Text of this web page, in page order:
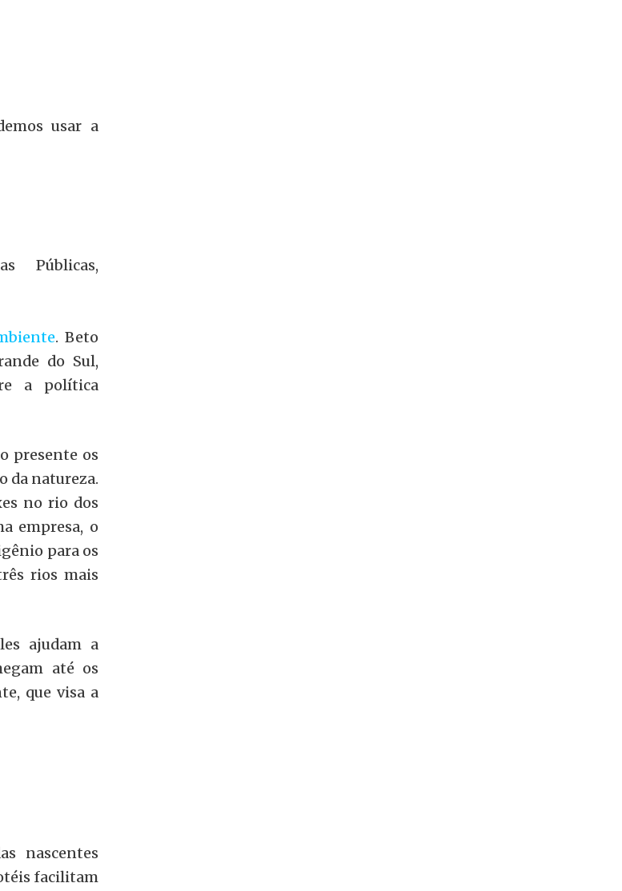
usar a
Públicas,
.Beto
do Sul,
a política
presente os
da natureza.
no rio dos
empresa, o
para os
rios mais
ajudam a
até os
que visa a
nascentes
facilitam